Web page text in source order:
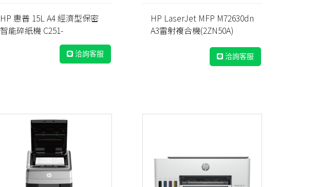
HP 惠普 15L A4 經濟型保密
智能碎紙機 C251-
洽詢客服
HP LaserJet MFP M72630dn
A3雷射複合機(2ZN50A)
洽詢客服